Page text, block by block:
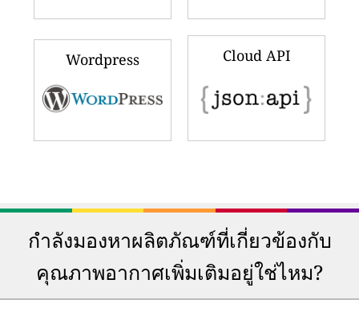
Wordpress Cloud API
กำลังมองหาผลิตภัณฑ์ที่เกี่ยวข้องกับ
คุณภาพอากาศเพิ่มเติมอยู่ใช่ไหม?